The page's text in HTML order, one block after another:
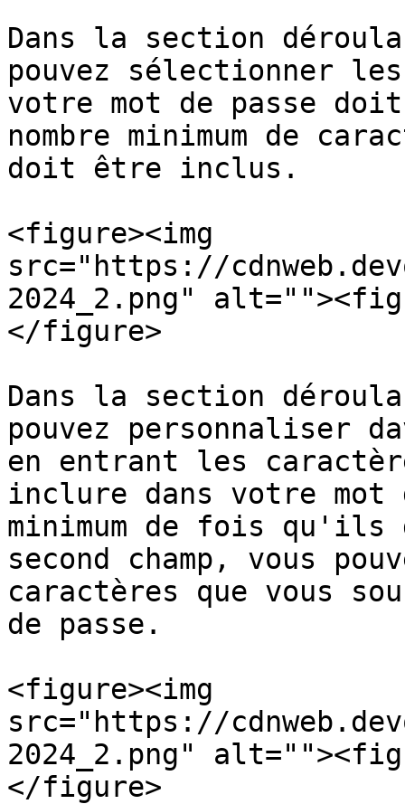
Dans la section
pouvez sélectionner
votre mot de passe
nombre minimum de
doit être inclus.
<figure><img
src="https://
2024_2.png"
</figure>
Dans la section
pouvez personnaliser
en entrant les
inclure dans votre mot
minimum de fois
second champ, vous
caractères que vous
de passe.
<figure><img
src="https://
2024_2.png"
</figure>